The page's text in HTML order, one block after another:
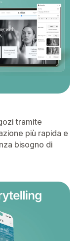
tramite
più rapida e
bisogno di